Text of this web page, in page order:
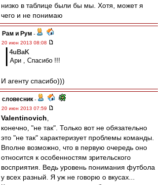
низко в таблице были бы мы. Хотя, может я
чего и не понимаю
Рам и Рум -
20 июн 2013 08:08
4uBaK
Ари , Спасибо !!!
И агенту спасибо)))
словесник -
20 июн 2013 07:59
Valentinovich
конечно, "не так". Только вот не обязательно
это "не так" характеризует проблемы команды.
Вполне возможно, что в первую очередь оно
относится к особенностям зрительского
восприятия. Ведь уровень понимания футбола
у всех разный. Я уж не говорю о вкусах...